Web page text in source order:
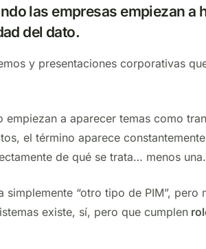
las empresas empiezan a
del dato.
y presentaciones corporativas
empiezan a aparecer temas como
el término aparece
de qué se trata… menos una.
“otro tipo de PIM”,
existe, sí, pero que cumplen